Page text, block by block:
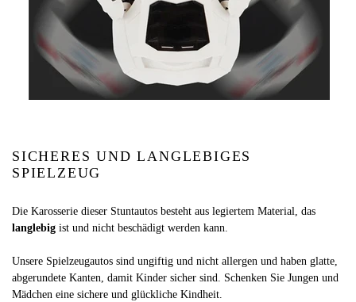
SICHERES UND LANGLEBIGES
SPIELZEUG
Die Karosserie dieser Stuntautos besteht aus legiertem Material, das
langlebig ist und nicht beschädigt werden kann.
Unsere Spielzeugautos sind ungiftig und nicht allergen und haben glatte,
abgerundete Kanten, damit Kinder sicher sind. Schenken Sie Jungen und
Mädchen eine sichere und glückliche Kindheit.